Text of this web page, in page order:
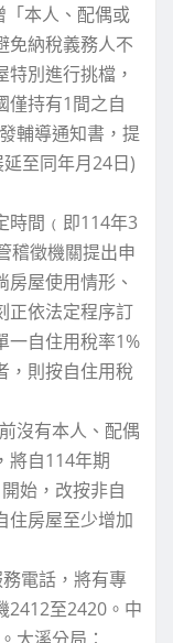
本人、配偶或
免納稅義務人不
別進行挑檔，
僅持有1間之自
輔導通知書，提
至同年月24日)
時間﹙即114年3
稽徵機關提出申
屋使用情形、
正依法定程序訂
一自住用稅率1%
，則按自住用稅
沒有本人、配偶
將自114年期
始，改按非自
住房屋至少增加
電話，將有專
2412至2420。中